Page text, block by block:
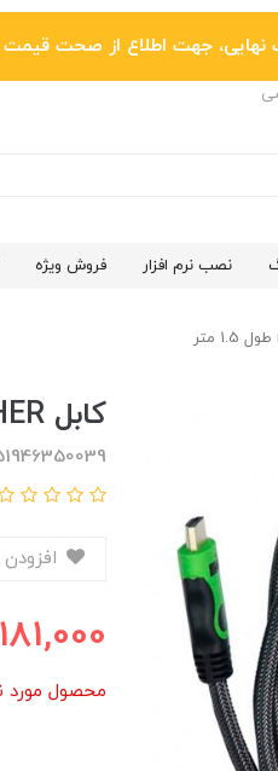
جهت اطلاع از صحت قیمت و موجودی با شماره
نصب نرم افزار فروش ویژه
کابل HDMI MACHER مدل mr-94 طول 1.5 متر
181,000
محصول مورد